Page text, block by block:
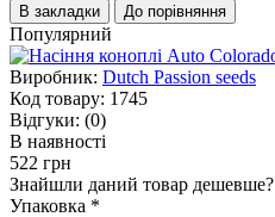
В закладки До порівняння
Популярний
Виробник: Dutch Passion seeds
Код товару: 1745
Відгуки: (0)
В наявності
522 грн
Знайшли даний товар дешевше?
Упаковка *